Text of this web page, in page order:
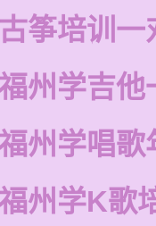
古筝培训一
州学吉他
州学唱歌
州学K歌